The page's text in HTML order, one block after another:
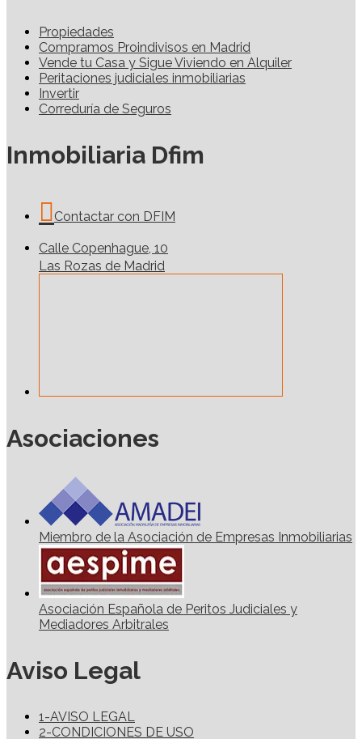
Propiedades
Compramos Proindivisos en Madrid
Vende tu Casa y Sigue Viviendo en Alquiler
Peritaciones judiciales inmobiliarias
Invertir
Correduría de Seguros
Inmobiliaria Dfim
Contactar con DFIM
Calle Copenhague, 10
Las Rozas de Madrid
Asociaciones
Miembro de la Asociación de Empresas Inmobiliarias
Asociación Española de Peritos Judiciales y
Mediadores Arbitrales
Aviso Legal
1-AVISO LEGAL
2-CONDICIONES DE USO